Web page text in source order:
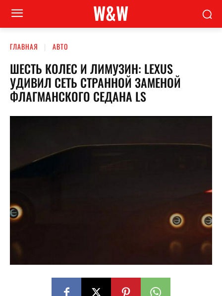
W&W
ГЛАВНАЯ АВТО
ШЕСТЬ КОЛЕС И ЛИМУЗИН: LEXUS
УДИВИЛ СЕТЬ СТРАННОЙ ЗАМЕНОЙ
ФЛАГМАНСКОГО СЕДАНА LS